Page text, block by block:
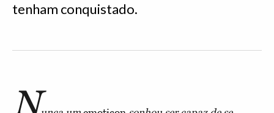
tenham conquistado.
N